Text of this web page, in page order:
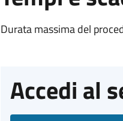
Durata massima del
Accedi al